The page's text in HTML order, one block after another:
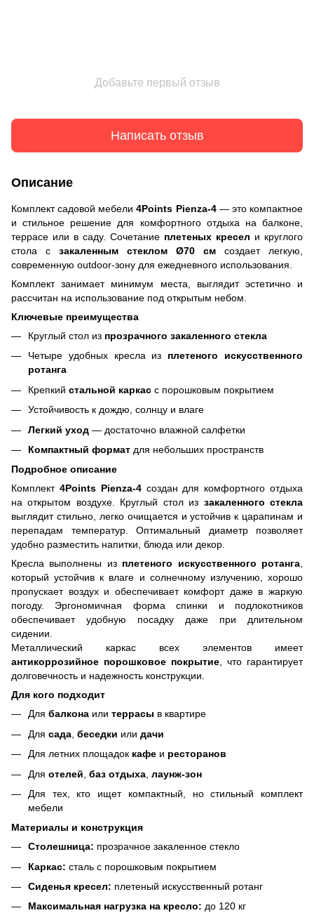
Добавьте первый отзыв
Написать отзыв
Описание
Комплект садовой мебели4Points Pienza-4— это компактное
и стильное решение для комфортного отдыха на балконе,
террасе или в саду. Сочетание плетеных кресел и круглого
стола с закаленным стеклом Ø70 см создает легкую,
современную outdoor-зону для ежедневного использования.
Комплект занимает минимум места, выглядит эстетично и
рассчитан на использование под открытым небом.
Ключевые преимущества
Круглый стол из прозрачного закаленного стекла
Четыре удобных кресла из плетеного искусственного
ротанга
Крепкий стальной каркас с порошковым покрытием
Устойчивость к дождю, солнцу и влаге
Легкий уход — достаточно влажной салфетки
Компактный формат для небольших пространств
Подробное описание
Комплект 4Points Pienza-4создан для комфортного отдыха
на открытом воздухе. Круглый стол из закаленного стекла
выглядит стильно, легко очищается и устойчив к царапинам и
перепадам температур. Оптимальный диаметр позволяет
удобно разместить напитки, блюда или декор.
Кресла выполнены из плетеного искусственного ротанга,
который устойчив к влаге и солнечному излучению, хорошо
пропускает воздух и обеспечивает комфорт даже в жаркую
погоду. Эргономичная форма спинки и подлокотников
обеспечивает удобную посадку даже при длительном
сидении.
Металлический каркас всех элементов имеет
антикоррозийное порошковое покрытие, что гарантирует
долговечность и надежность конструкции.
Для кого подходит
Для балкона или террасы в квартире
Для сада беседки или дачи
Для летних площадок кафе и ресторанов
Для отелей баз отдыха лаунж-зон
Для тех, кто ищет компактный, но стильный комплект
мебели
Материалы и конструкция
Столешница: прозрачное закаленное стекло
Каркас: сталь с порошковым покрытием
Сиденья кресел: плетеный искусственный ротанг
Максимальная нагрузка на кресло: до 120 кг